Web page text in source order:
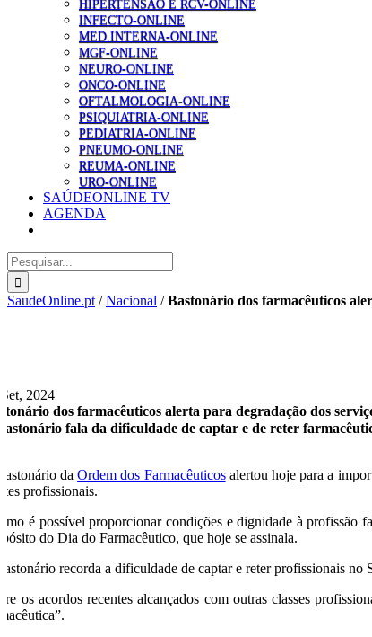
HIPERTENSÃO E RCV-ONLINE
INFECTO-ONLINE
MED.INTERNA-ONLINE
MGF-ONLINE
NEURO-ONLINE
ONCO-ONLINE
OFTALMOLOGIA-ONLINE
PSIQUIATRIA-ONLINE
PEDIATRIA-ONLINE
PNEUMO-ONLINE
REUMA-ONLINE
URO-ONLINE
SAÚDEONLINE TV
AGENDA
Pesquisar
SaudeOnline.pt /Nacional /Bastonário dos farmacêuticos
2024
dos farmacêuticos alerta para degradação dos
fala da dificuldade de captar e de reter
daOrdem dos Farmacêuticosalertou hoje para a
profissionais.
é possível proporcionar condições e dignidade à profissão
do Dia do Farmacêutico, que hoje se assinala.
recorda a dificuldade de captar e reter profissionais no
os acordos recentes alcançados com outras classes